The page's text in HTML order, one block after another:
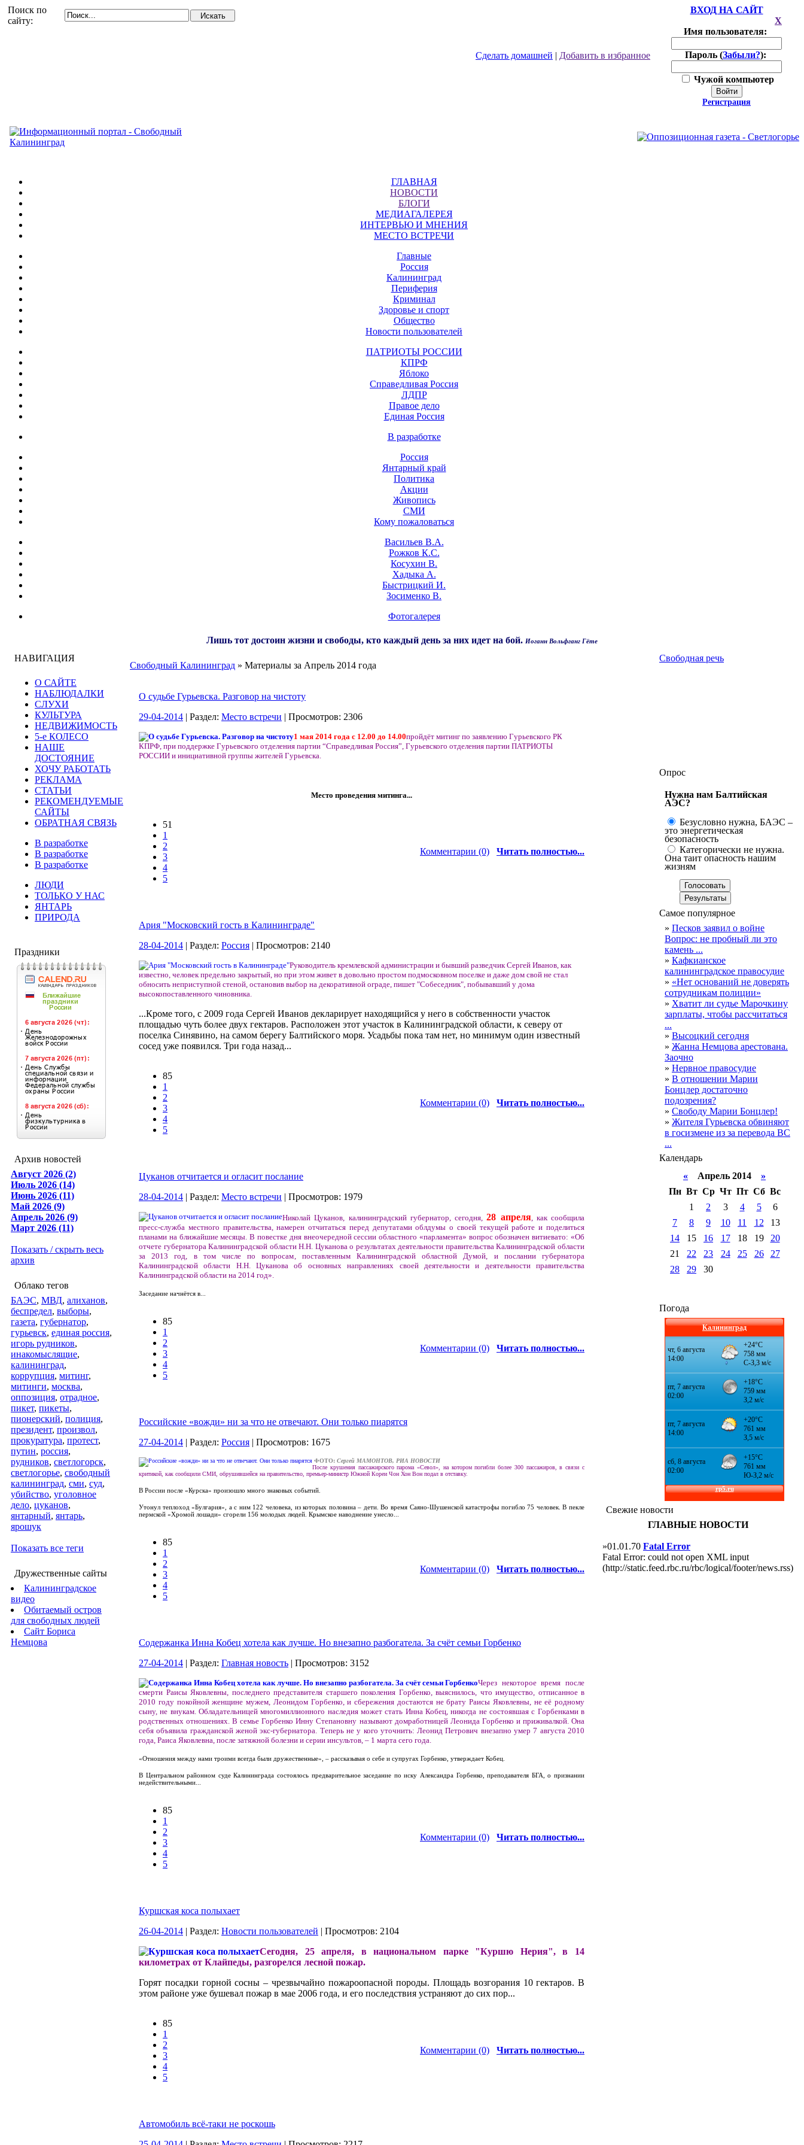
Поиск по
сайту:
Сделать домашней | Добавить в избранное
ВХОД НА САЙТ
X
Имя пользователя:
Пароль (Забыли?):
Чужой компьютер
Войти
Регистрация
ГЛАВНАЯ
НОВОСТИ
БЛОГИ
МЕДИАГАЛЕРЕЯ
ИНТЕРВЬЮ И МНЕНИЯ
МЕСТО ВСТРЕЧИ
Главные
Россия
Калининград
Периферия
Криминал
Здоровье и спорт
Общество
Новости пользователей
ПАТРИОТЫ РОССИИ
КПРФ
Яблоко
Справедливая Россия
ЛДПР
Правое дело
Единая Россия
В разработке
Россия
Янтарный край
Политика
Акции
Живопись
СМИ
Кому пожаловаться
Васильев В.А.
Рожков К.С.
Косухин В.
Хадыка А.
Быстрицкий И.
Зосименко В.
Фотогалерея
Лишь тот достоин жизни и свободы, кто каждый день за них идет на бой. Иоганн Вольфганг Гёте
НАВИГАЦИЯ
О САЙТЕ
НАБЛЮДАЛКИ
СЛУХИ
КУЛЬТУРА
НЕДВИЖИМОСТЬ
5-е КОЛЕСО
НАШЕ
ДОСТОЯНИЕ
ХОЧУ РАБОТАТЬ
РЕКЛАМА
СТАТЬИ
РЕКОМЕНДУЕМЫЕ
САЙТЫ
ОБРАТНАЯ СВЯЗЬ
В разработке
В разработке
В разработке
ЛЮДИ
ТОЛЬКО У НАС
ЯНТАРЬ
ПРИРОДА
Праздники
Архив новостей
Август 2026 (2)
Июль 2026 (14)
Июнь 2026 (11)
Май 2026 (9)
Апрель 2026 (9)
Март 2026 (11)
Показать / скрыть весь
архив
Облако тегов
БАЭС, МВД, алиханов,
беспредел, выборы,
газета, губернатор,
гурьевск, единая россия,
игорь рудников,
инакомыслящие,
калининград,
коррупция, митинг,
митинги, москва,
оппозиция, отрадное,
пикет, пикеты,
пионерский, полиция,
президент, произвол,
прокуратура, протест,
путин, россия,
рудников, светлогорск,
светлогорье, свободный
калининград, сми, суд,
убийство, уголовное
дело, цуканов,
янтарный, янтарь,
ярошук
Показать все теги
Дружественные сайты
Калининградское
видео
Обитаемый остров
для свободных людей
Сайт Бориса
Немцова
Свободный Калининград » Материалы за Апрель 2014 года
О судьбе Гурьевска. Разговор на чистоту
29-04-2014 | Раздел: Место встречи | Просмотров: 2306
1 мая 2014 года с 12.00 до 14.00пройдёт митинг по заявлению Гурьевского РК
КПРФ, при поддержке Гурьевского отделения партии “Справедливая Россия”, Гурьевского отделения партии ПАТРИОТЫ
РОССИИ и инициативной группы жителей Гурьевска.
Место проведения митинга...
51
1
2
3
4
5
Комментарии (0) Читать полностью...
Ария "Московский гость в Калининграде"
28-04-2014 | Раздел: Россия | Просмотров: 2140
Руководитель кремлевской администрации и бывший разведчик Сергей Иванов, как
известно, человек предельно закрытый, но при этом живет в довольно простом подмосковном поселке и даже дом свой не стал
обносить неприступной стеной, остановив выбор на декоративной ограде, пишет "Собеседник", побывавший у дома
высокопоставленного чиновника.
...Кроме того, с 2009 года Сергей Иванов декларирует находящийся у него в собственности участок
площадью чуть более двух гектаров. Расположен этот участок в Калининградской области, к северу от
поселка Синявино, на самом берегу Балтийского моря. Усадьбы пока там нет, но минимум один известный
сосед уже появился. Три года назад...
85
1
2
3
4
5
Комментарии (0) Читать полностью...
Цуканов отчитается и огласит послание
28-04-2014 | Раздел: Место встречи | Просмотров: 1979
Николай Цуканов, калининградский губернатор, сегодня,28 апреля, как сообщила
пресс-служба местного правительства, намерен отчитаться перед депутатами облдумы о своей текущей работе и поделиться
планами на ближайшие месяцы. В повестке дня внеочередной сессии областного «парламента» вопрос обозначен витиевато: «Об
отчете губернатора Калининградской области Н.Н. Цуканова о результатах деятельности правительства Калининградской области
за 2013 год, в том числе по вопросам, поставленным Калининградской областной Думой, и послании губернатора
Калининградской области Н.Н. Цуканова об основных направлениях своей деятельности и деятельности правительства
Калининградской области на 2014 год».
Заседание начнётся в...
85
1
2
3
4
5
Комментарии (0) Читать полностью...
Российские «вожди» ни за что не отвечают. Они только пиарятся
27-04-2014 | Раздел: Россия | Просмотров: 1675
ФОТО: Сергей МАМОНТОВ, РИА НОВОСТИ
После крушения пассажирского парома «Севол», на котором погибли более 300 пассажиров, в связи с
критикой, как сообщили СМИ, обрушившейся на правительство, премьер-министр Южной Кореи Чон Хон Вон подал в отставку.
В России после «Курска» произошло много знаковых событий.
Утонул теплоход «Булгария», а с ним 122 человека, из которых половина – дети. Во время Саяно-Шушенской катастрофы погибло 75 человек. В пекле
пермской «Хромой лошади» сгорели 156 молодых людей. Крымское наводнение унесло...
85
1
2
3
4
5
Комментарии (0) Читать полностью...
Содержанка Инна Кобец хотела как лучше. Но внезапно разбогатела. За счёт семьи Горбенко
27-04-2014 | Раздел: Главная новость | Просмотров: 3152
Через некоторое время после
смерти Раисы Яковлевны, последнего представителя старшего поколения Горбенко, выяснилось, что имущество, отписанное в
2010 году покойной женщине мужем, Леонидом Горбенко, и сбережения достаются не брату Раисы Яковлевны, не её родному
сыну, не внукам. Обладательницей многомиллионного наследия может стать Инна Кобец, никогда не состоявшая с Горбенками в
родственных отношениях. В семье Горбенко Инну Степановну называют домработницей Леонида Горбенко и приживалкой. Она
себя объявила гражданской женой экс-губернатора. Теперь не у кого уточнить: Леонид Петрович внезапно умер 7 августа 2010
года, Раиса Яковлевна, после затяжной болезни и серии инсультов, – 1 марта сего года.
«Отношения между нами троими всегда были дружественные», – рассказывая о себе и супругах Горбенко, утверждает Кобец.
В Центральном районном суде Калининграда состоялось предварительное заседание по иску Александра Горбенко, преподавателя БГА, о признании
недействительными...
85
1
2
3
4
5
Комментарии (0) Читать полностью...
Куршская коса полыхает
26-04-2014 | Раздел: Новости пользователей | Просмотров: 2104
Сегодня, 25 апреля, в национальном парке "Куршю Нерия", в 14
километрах от Клайпеды, разгорелся лесной пожар.
Горят посадки горной сосны – чрезвычайно пожароопасной породы. Площадь возгорания 10 гектаров. В
этом районе уже бушевал пожар в мае 2006 года, и его последствия устраняют до сих пор...
85
1
2
3
4
5
Комментарии (0) Читать полностью...
Автомобиль всё-таки не роскошь
Свободная речь
Опрос
Нужна нам Балтийская
АЭС?
Безусловно нужна, БАЭС –
это энергетическая
безопасность
Категорически не нужна.
Она таит опасность нашим
жизням
Самое популярное
» Песков заявил о войне
Вопрос: не пробный ли это
камень ...
» Кафкианское
калининградское правосудие
» «Нет оснований не доверять
сотрудникам полиции»
» Хватит ли судье Марочкину
зарплаты, чтобы рассчитаться
...
» Высоцкий сегодня
» Жанна Немцова арестована.
Заочно
» Нервное правосудие
» В отношении Марии
Бонцлер достаточно
подозрения?
» Свободу Марии Бонцлер!
» Жителя Гурьевска обвиняют
в госизмене из за перевода ВС
...
Календарь
« Апрель 2014 »
Пн Вт Ср Чт Пт Сб Вс
1
2 3 4 5
6
7
8 9 10 11 12
13
14
15 16 17 18 19
20
21
22 23 24 25 26
27
28
29 30
Погода
Калининград
Свежие новости
ГЛАВНЫЕ НОВОСТИ
»01.01.70 Fatal Error
Fatal Error: could not open XML input
(http://static.feed.rbc.ru/rbc/logical/footer/news.rss)